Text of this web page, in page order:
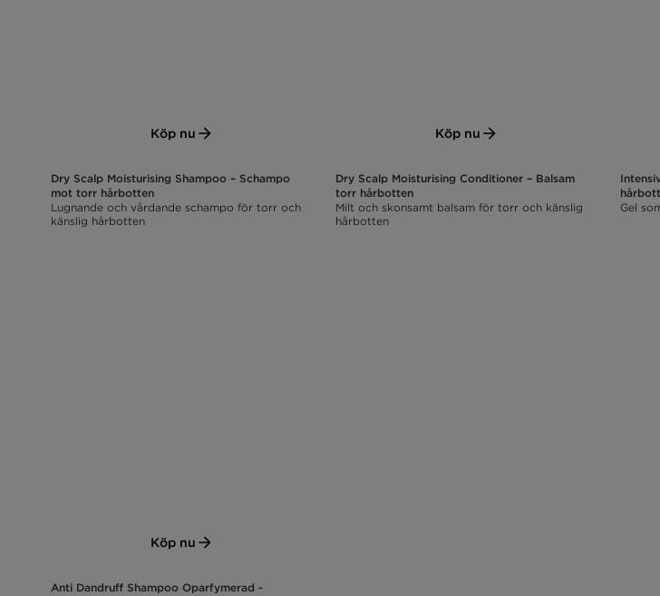
Köp nu
Dry Scalp Moisturising Shampoo – Schampo
mot torr hårbotten
Lugnande och vårdande schampo för torr och
känslig hårbotten
Köp nu
Dry Scalp Moisturising Conditioner – Balsam
torr hårbotten
Milt och skonsamt balsam för torr och känslig
hårbotten
Gel
Köp nu
Anti Dandruff Shampoo Oparfymerad -